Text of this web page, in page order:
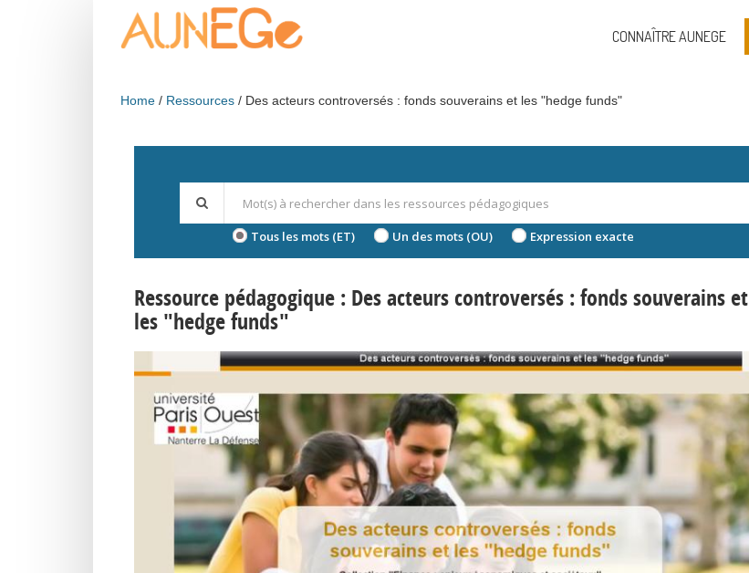
CONNAÎTRE AUNEGE
Home Ressources Des acteurs controversés : fonds souverains et les "hedge funds"
Tous les mots (ET) Un des mots (OU) Expression exacte
Ressource pédagogique : Des acteurs controversés : fonds souverains et
les "hedge funds"